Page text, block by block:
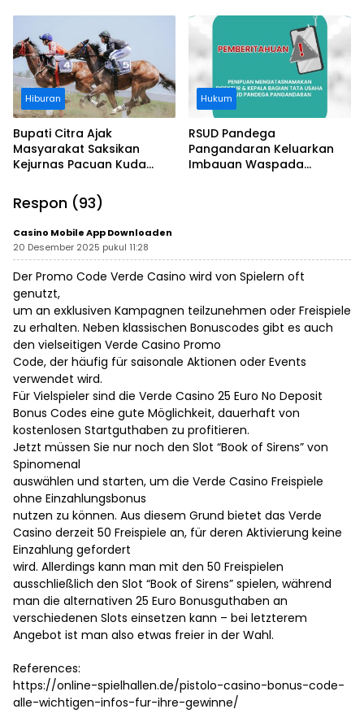
Pantai
Hiburan
Bupati Citra Ajak
Masyarakat Saksikan
Kejurnas Pacuan Kuda
Legokjawa
Hukum
RSUD Pandega
Pangandaran Keluarkan
Imbauan Waspada
Respon (93)
Casino Mobile App Downloaden
20 Desember 2025 pukul 11:28
Der Promo Code Verde Casino wird von Spielern oft
genutzt,
um an exklusiven Kampagnen teilzunehmen oder Freispiele
zu erhalten. Neben klassischen Bonuscodes gibt es auch
den vielseitigen Verde Casino Promo
Code, der häufig für saisonale Aktionen oder Events
verwendet wird.
Für Vielspieler sind die Verde Casino 25 Euro No Deposit
Bonus Codes eine gute Möglichkeit, dauerhaft von
kostenlosen Startguthaben zu profitieren.
Jetzt müssen Sie nur noch den Slot “Book of Sirens” von
Spinomenal
auswählen und starten, um die Verde Casino Freispiele
ohne Einzahlungsbonus
nutzen zu können. Aus diesem Grund bietet das Verde
Casino derzeit 50 Freispiele an, für deren Aktivierung keine
Einzahlung gefordert
wird. Allerdings kann man mit den 50 Freispielen
ausschließlich den Slot “Book of Sirens” spielen, während
man die alternativen 25 Euro Bonusguthaben an
verschiedenen Slots einsetzen kann – bei letzterem
Angebot ist man also etwas freier in der Wahl.
References:
https://online-spielhallen.de/pistolo-casino-bonus-code-
alle-wichtigen-infos-fur-ihre-gewinne/